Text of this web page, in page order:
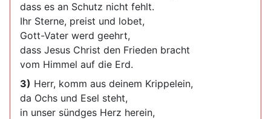
dass es an Schutz nicht fehlt.
Ihr Sterne, preist und lobet,
Gott-Vater werd geehrt,
dass Jesus Christ den Frieden bracht
vom Himmel auf die Erd.
3) Herr, komm aus deinem Krippelein,
da Ochs und Esel steht,
in unser sündges Herz herein,